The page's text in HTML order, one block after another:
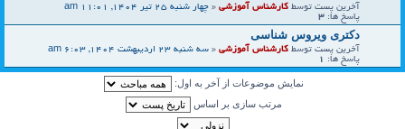
آخرین پست توسط کارشناس آموزشی « چهار شنبه 25 تیر 1404, 11:01 am
پاسخ ها: 3
دکتری ویروس شناسی
آخرین پست توسط کارشناس آموزشی « سه شنبه 23 اردیبهشت 1404, 6:03 am
پاسخ ها: 1
نمایش موضوعات از آخر به اول:
مرتب سازی بر اساس